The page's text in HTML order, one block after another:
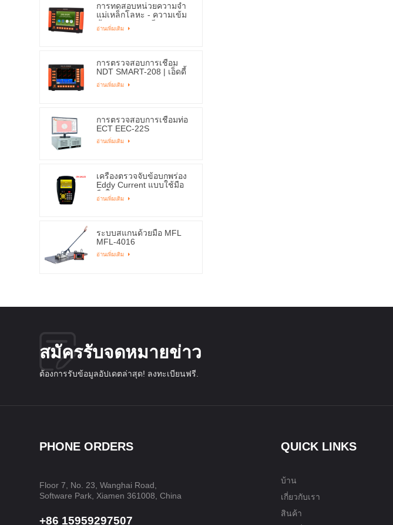
การทดสอบหน่วยความจำ
แม่เหล็กโลหะ - ความเข้ม
ข้นของความเครียด EMS-
2003C
อ่านเพิ่มเติม
การตรวจสอบการเชื่อม
NDT SMART-208 | เอ็ดดี้
ซัน
อ่านเพิ่มเติม
การตรวจสอบการเชื่อมท่อ
ECT EEC-22S
อ่านเพิ่มเติม
เครื่องตรวจจับข้อบกพร่อง
Eddy Current แบบใช้มือ
ถือในการขาย X1
อ่านเพิ่มเติม
ระบบสแกนด้วยมือ MFL
MFL-4016
อ่านเพิ่มเติม
สมัครรับจดหมายข่าว
ต้องการรับข้อมูลอัปเดตล่าสุด! ลงทะเบียนฟรี.
PHONE ORDERS
Floor 7, No. 23, Wanghai Road,
Software Park, Xiamen 361008, China
+86 15959297507
QUICK LINKS
บ้าน
เกี่ยวกับเรา
สินค้า